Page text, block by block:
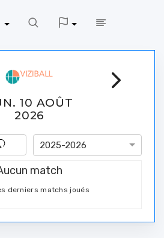
10 AOÛT
2026
2025-2026
match
derniers matchs joués